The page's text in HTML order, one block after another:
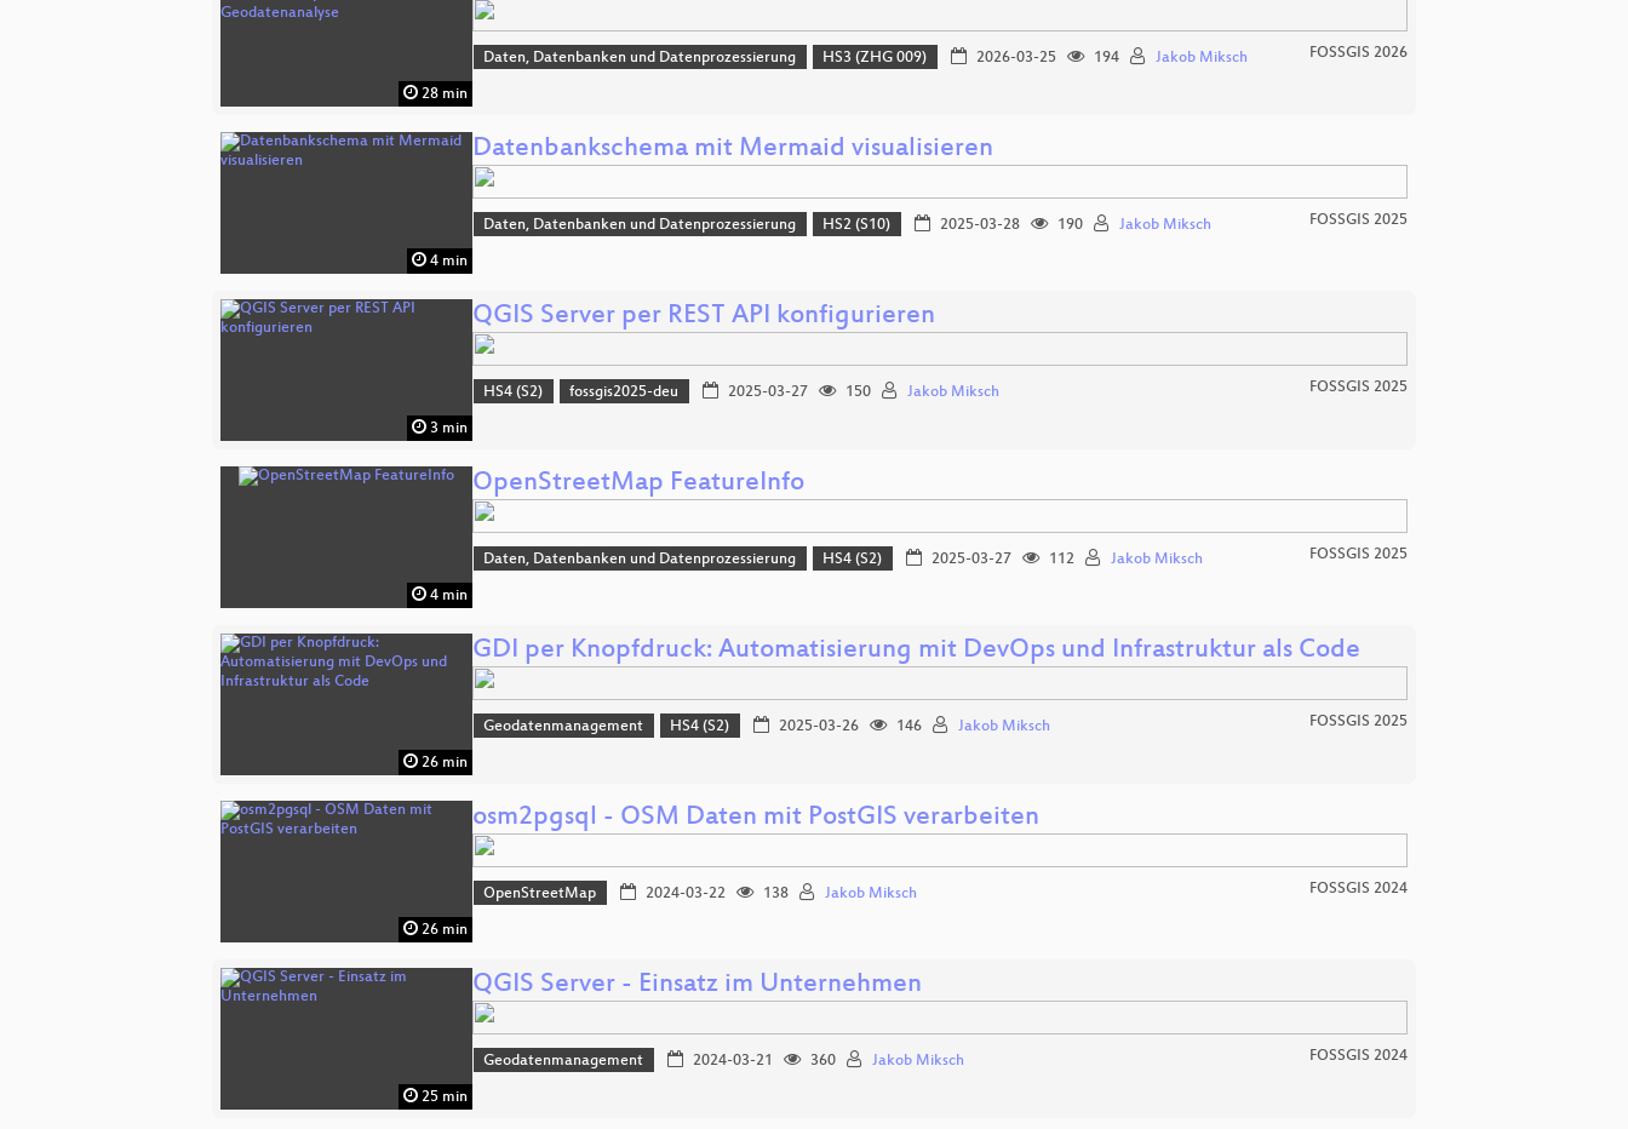
28 min
Daten, Datenbanken und Datenprozessierung HS3 (ZHG 009) 2026-03-25 194 Jakob Miksch FOSSGIS 2026
4 min
Datenbankschema mit Mermaid visualisieren
Daten, Datenbanken und Datenprozessierung HS2 (S10) 2025-03-28 190 Jakob Miksch FOSSGIS 2025
3 min
QGIS Server per REST API konfigurieren
HS4 (S2) fossgis2025-deu 2025-03-27 150 Jakob Miksch FOSSGIS 2025
4 min
OpenStreetMap FeatureInfo
Daten, Datenbanken und Datenprozessierung HS4 (S2) 2025-03-27 112 Jakob Miksch FOSSGIS 2025
26 min
GDI per Knopfdruck: Automatisierung mit DevOps und Infrastruktur als Code
Geodatenmanagement HS4 (S2) 2025-03-26 146 Jakob Miksch FOSSGIS 2025
26 min
osm2pgsql - OSM Daten mit PostGIS verarbeiten
OpenStreetMap 2024-03-22 138 Jakob Miksch FOSSGIS 2024
25 min
QGIS Server - Einsatz im Unternehmen
Geodatenmanagement 2024-03-21 360 Jakob Miksch FOSSGIS 2024